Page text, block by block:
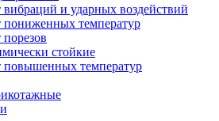
вибраций и ударных воздействий
пониженных температур
стойкие
повышенных температур